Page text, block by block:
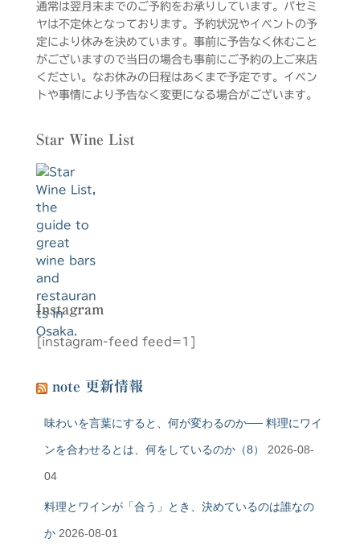
通常は翌月末までのご予約をお承りしています。パセミ
ヤは不定休となっております。予約状況やイベントの予
定により休みを決めています。事前に予告なく休むこと
がございますので当日の場合も事前にご予約の上ご来店
ください。なお休みの日程はあくまで予定です。イベン
トや事情により予告なく変更になる場合がございます。
Star Wine List
Instagram
[instagram-feed feed=1]
note 更新情報
味わいを言葉にすると、何が変わるのか── 料理にワイ
ンを合わせるとは、何をしているのか（8） 2026-08-
04
料理とワインが「合う」とき、決めているのは誰なの
か 2026-08-01